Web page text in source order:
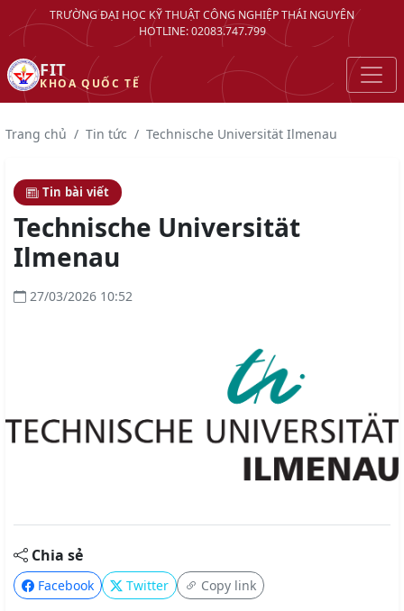
TRƯỜNG ĐẠI HỌC KỸ THUẬT CÔNG NGHIỆP THÁI NGUYÊN
HOTLINE: 02083.747.799
FIT
KHOA QUỐC TẾ
Trang chủ Tin tức Technische Universität Ilmenau
Tin bài viết
Technische Universität
Ilmenau
27/03/2026 10:52
Chia sẻ
Facebook Twitter Copy link